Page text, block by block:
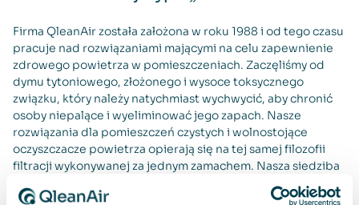
Firma QleanAir została założona w roku 1988 i od tego czasu
pracuje nad rozwiązaniami mającymi na celu zapewnienie
zdrowego powietrza w pomieszczeniach. Zaczęliśmy od
dymu tytoniowego, złożonego i wysoce toksycznego
związku, który należy natychmiast wychwycić, aby chronić
osoby niepalące i wyeliminować jego zapach. Nasze
rozwiązania dla pomieszczeń czystych i wolnostojące
oczyszczacze powietrza opierają się na tej samej filozofii
filtracji wykonywanej za jednym zamachem. Nasza siedziba
główna znajduje się w Sztokholmie, w Szwecji, a ponad 150
pracowników i partnerów pracuje w ponad 30 krajach na